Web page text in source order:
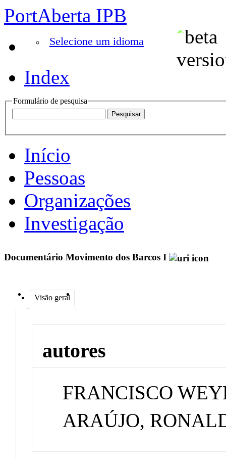
PortAberta IPB
Selecione um idioma
Index
Formulário de pesquisa
Início
Pessoas
Organizações
Investigação
Documentário Movimento dos Barcos I
Visão geral
autores
FRANCISCO
ARAÚJO,